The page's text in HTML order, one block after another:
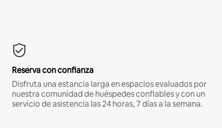
Reserva con confianza
Disfruta una estancia larga en espacios evaluados por
nuestra comunidad de huéspedes confiables y con un
servicio de asistencia las 24 horas, 7 días a la semana.